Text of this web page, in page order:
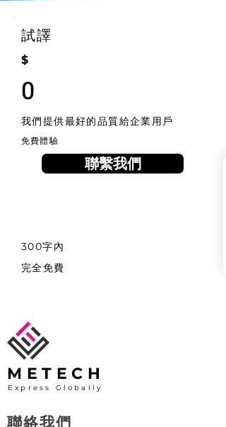
試譯
$
0
我們提供最好的品質給企業用戶
免費體驗
聯繫我們
300字內
完全免費
METECH
Express Globally
​聯絡我們